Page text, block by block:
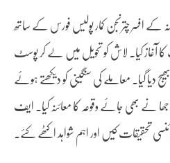
کے افسر چترنجن کمار پولیس فورس کے ساتھ
کا آغاز کیا۔ لاش کو تحویل میں لے کر پوسٹ
گیا۔ معاملے کی سنگینی کو دیکھتے ہوئے
نے بھی جائے وقوعہ کا معائنہ کیا۔ ایف
تحقیقات کیں اور اہم شواہد اکٹھے کئے۔